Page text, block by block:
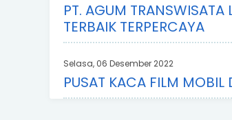
PT. AGUM
TERBAIK TERPERCAYA
Selasa, 06 Desember 2022
PUSAT KACA FILM MOBIL